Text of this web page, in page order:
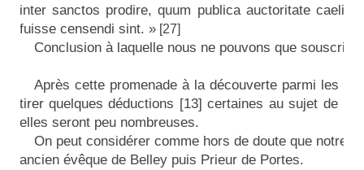
inter sanctos prodire, quum publica auctoritate
fuisse censendi sint. »[27]
Conclusion à laquelle nous ne pouvons que souscrire.
Après cette promenade à la découverte parmi les
tirer quelques déductions [13] certaines au sujet de
elles seront peu nombreuses.
On peut considérer comme hors de doute que notre
ancien évêque de Belley puis Prieur de Portes.